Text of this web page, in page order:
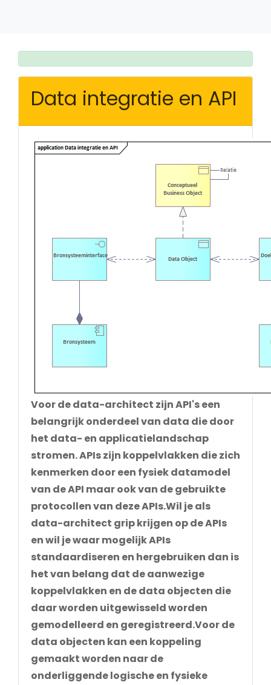
Data integratie en API
Voor de data-architect zijn API's een
belangrijk onderdeel van data die door
het data- en applicatielandschap
stromen. APIs zijn koppelvlakken die zich
kenmerken door een fysiek datamodel
van de API maar ook van de gebruikte
protocollen van deze APIs.Wil je als
data-architect grip krijgen op de APIs
en wil je waar mogelijk APIs
standaardiseren en hergebruiken dan is
het van belang dat de aanwezige
koppelvlakken en de data objecten die
daar worden uitgewisseld worden
gemodelleerd en geregistreerd.Voor de
data objecten kan een koppeling
gemaakt worden naar de
onderliggende logische en fysieke